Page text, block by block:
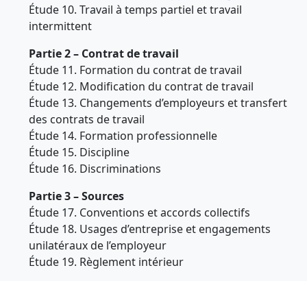
Étude 10. Travail à temps partiel et travail
intermittent
Partie 2 – Contrat de travail
Étude 11. Formation du contrat de travail
Étude 12. Modification du contrat de travail
Étude 13. Changements d’employeurs et transfert
des contrats de travail
Étude 14. Formation professionnelle
Étude 15. Discipline
Étude 16. Discriminations
Partie 3 – Sources
Étude 17. Conventions et accords collectifs
Étude 18. Usages d’entreprise et engagements
unilatéraux de l’employeur
Étude 19. Règlement intérieur